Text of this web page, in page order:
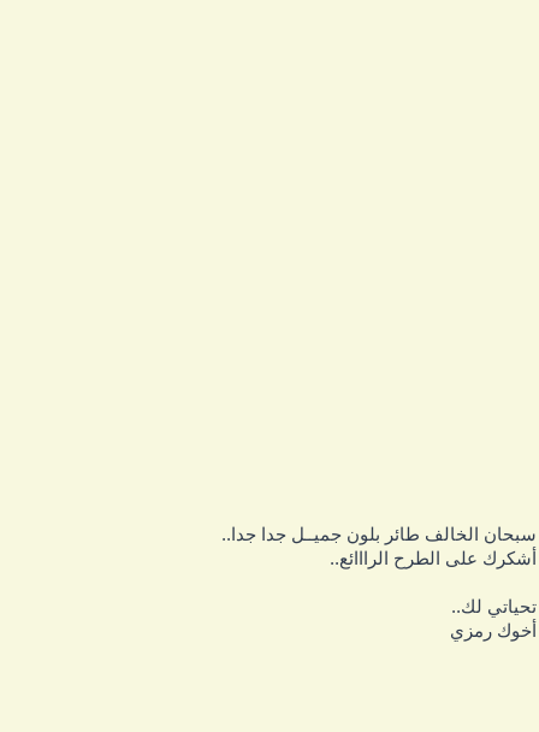
الخالف طائر بلون جميــل جدا جدا..
على الطرح الرااائع..
لك..
رمزي